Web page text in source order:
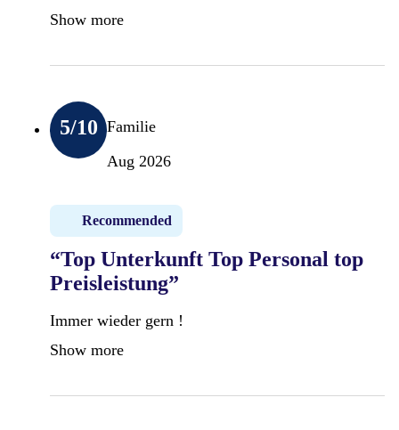
Show more
5/10 Familie
Aug 2026
Recommended
“Top Unterkunft Top Personal top
Preisleistung”
Immer wieder gern !
Show more